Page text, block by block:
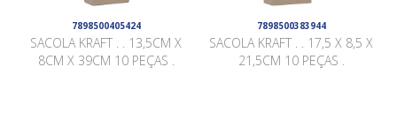
7898500405424
SACOLA KRAFT . . 13,5CM X
8CM X 39CM 10 PEÇAS .
7898500383944
SACOLA KRAFT . . 17,5 X 8,5 X
21,5CM 10 PEÇAS .